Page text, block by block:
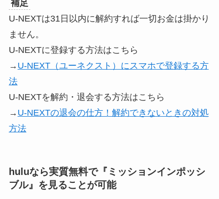
補足
U-NEXTは31日以内に解約すれば一切お金は掛かり
ません。
U-NEXTに登録する方法はこちら
→ U-NEXT（ユーネクスト）にスマホで登録する方
法
U-NEXTを解約・退会する方法はこちら
→ U-NEXTの退会の仕方！解約できないときの対処
方法
huluなら実質無料で『ミッションインポッシ
ブル』 を見ることが可能